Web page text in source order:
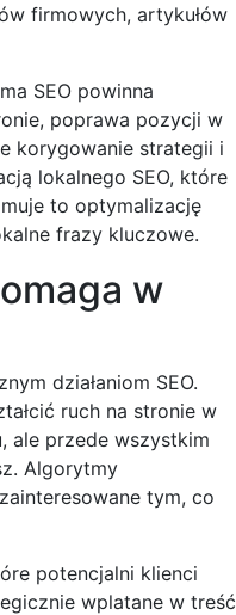
firmowych, artykułów
SEO powinna
poprawa pozycji w
korygowanie strategii i
lokalnego SEO, które
to optymalizację
frazy kluczowe.
w
działaniom SEO.
ruch na stronie w
ale przede wszystkim
Algorytmy
tym, co
potencjalni klienci
wplatane w treść